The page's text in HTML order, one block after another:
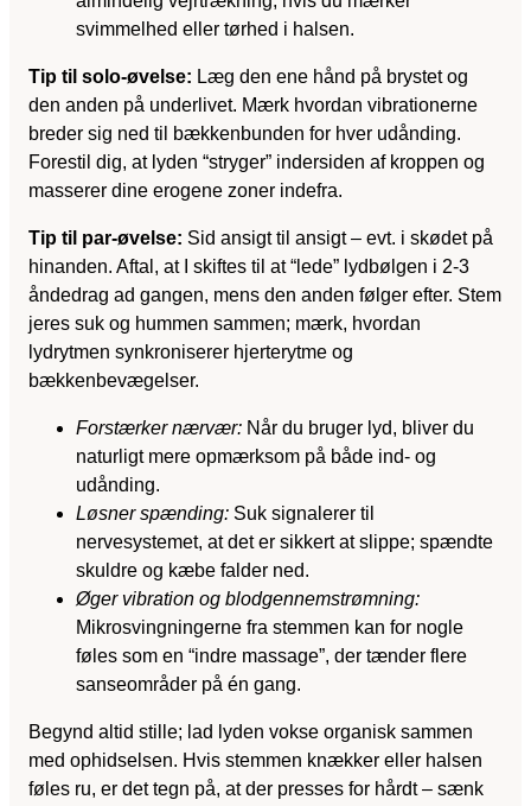
svimmelhed eller tørhed i halsen.
Tip til solo-øvelse: Læg den ene hånd på brystet og
den anden på underlivet. Mærk hvordan vibrationerne
breder sig ned til bækkenbunden for hver udånding.
Forestil dig, at lyden “stryger” indersiden af kroppen og
masserer dine erogene zoner indefra.
Tip til par-øvelse: Sid ansigt til ansigt – evt. i skødet på
hinanden. Aftal, at I skiftes til at “lede” lydbølgen i 2-3
åndedrag ad gangen, mens den anden følger efter. Stem
jeres suk og hummen sammen; mærk, hvordan
lydrytmen synkroniserer hjerterytme og
bækkenbevægelser.
Forstærker nærvær: Når du bruger lyd, bliver du
naturligt mere opmærksom på både ind- og
udånding.
Løsner spænding: Suk signalerer til
nervesystemet, at det er sikkert at slippe; spændte
skuldre og kæbe falder ned.
Øger vibration og blodgennemstrømning:
Mikrosvingningerne fra stemmen kan for nogle
føles som en “indre massage”, der tænder flere
sanseområder på én gang.
Begynd altid stille; lad lyden vokse organisk sammen
med ophidselsen. Hvis stemmen knækker eller halsen
føles ru, er det tegn på, at der presses for hårdt – sænk